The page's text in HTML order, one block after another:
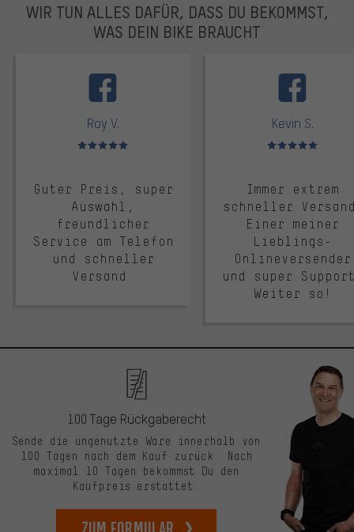
WIR TUN ALLES DAFÜR, DASS DU BEKOMMST,
WAS DEIN BIKE BRAUCHT
Roy V.
Bewertungen: 5 von 5
Guter Preis, super
Auswahl,
freundlicher
Service am Telefon
und schneller
Versand.
Kevin S.
Bewertungen: 5 von 5
Immer extrem
schneller
Einer meiner
Lieblings-
Onlineversender
und super
Weiter so!
100 Tage Rückgaberecht
Sende die ungenutzte Ware innerhalb von
100 Tagen nach dem Kauf zurück. Nach
maximal 10 Tagen bekommst Du den
Kaufpreis erstattet.